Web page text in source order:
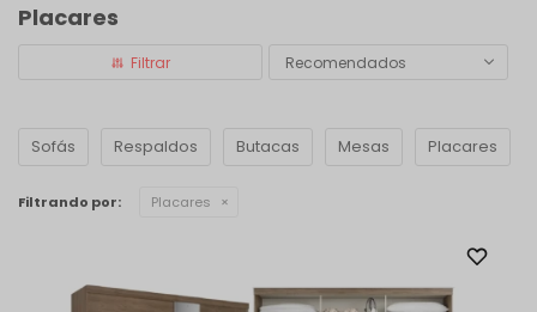
Placares
Recomendados
Sofás Respaldos Butacas Mesas Placares
Filtrando por: Placares